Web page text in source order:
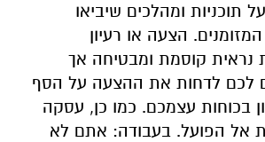
תוכניות ומהלכים שיביאו
הצעה או רעיון
נראית קוסמת ומבטיחה אך
לכם לדחות את ההצעה על הסף
בכוחות עצמכם. כמו כן, עסקה
אל הפועל. בעבודה: אתם לא